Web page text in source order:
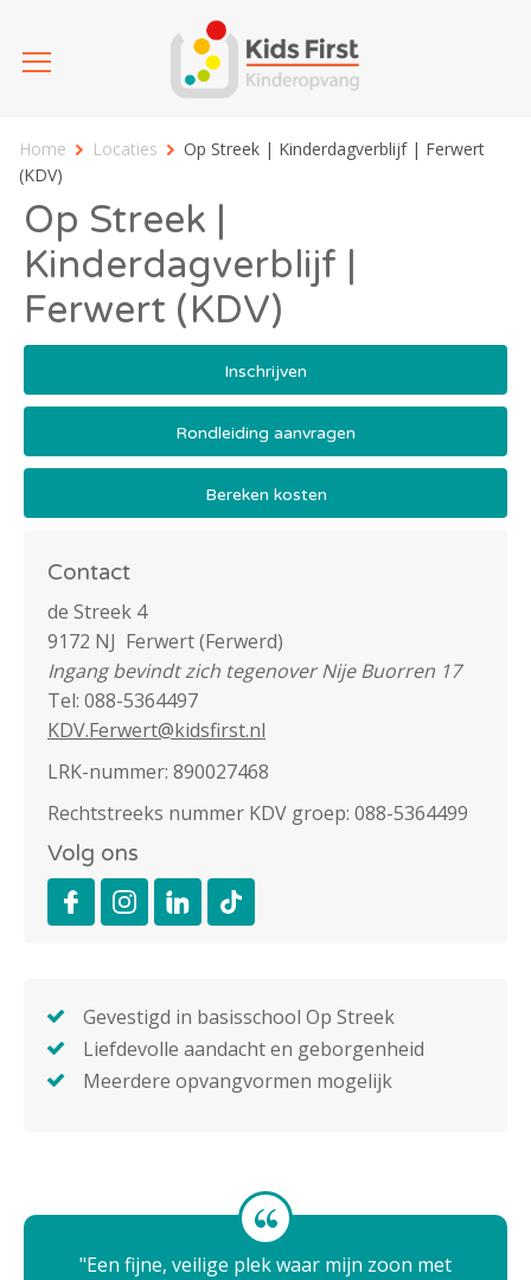
Home Locaties
Op Streek | Kinderdagverblijf | Ferwert
(KDV)
Op Streek |
Kinderdagverblijf |
Ferwert (KDV)
Inschrijven
Rondleiding aanvragen
Bereken kosten
Contact
de Streek 4
9172 NJ Ferwert (Ferwerd)
Ingang bevindt zich tegenover Nije Buorren 17
Tel: 088-5364497
KDV.Ferwert@kidsfirst.nl
LRK-nummer: 890027468
Rechtstreeks nummer KDV groep: 088-5364499
Volg ons
Gevestigd in basisschool Op Streek
Liefdevolle aandacht en geborgenheid
Meerdere opvangvormen mogelijk
Een fijne, veilige plek waar mijn zoon met